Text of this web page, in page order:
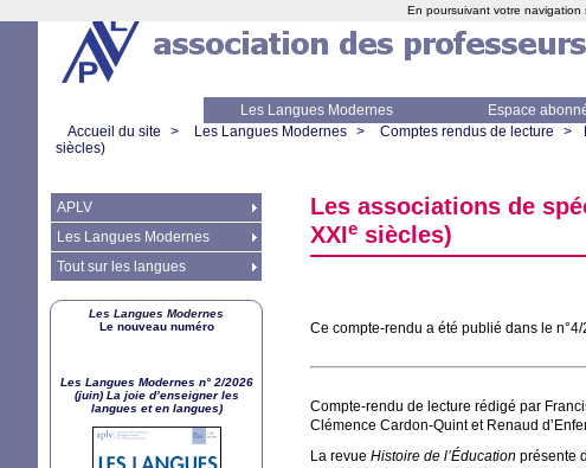
Les Langues Modernes Espace
Accueil du site > Les Langues Modernes > Comptes rendus de lecture >
siècles)
Les associations de
XXIe siècles)
Ce compte-rendu a été publié dans le
Compte-rendu de lecture rédigé par
Clémence Cardon-Quint et Renaud
La revue Histoire de l’Éducation présente
APLV
Les Langues Modernes
Tout sur les langues
Les Langues Modernes
Le nouveau numéro
Les Langues Modernes n° 2/2026
(juin) La joie d’enseigner les
langues et en langues)
En poursuivant votre